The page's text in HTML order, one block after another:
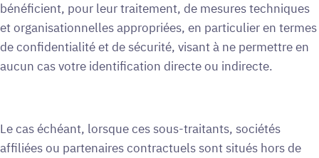
bénéficient, pour leur traitement, de mesures techniques
et organisationnelles appropriées, en particulier en termes
de confidentialité et de sécurité, visant à ne permettre en
aucun cas votre identification directe ou indirecte.
Le cas échéant, lorsque ces sous-traitants, sociétés
affiliées ou partenaires contractuels sont situés hors de